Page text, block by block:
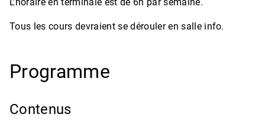
Tous les cours devraient se dérouler en salle info.
Programme
Contenus